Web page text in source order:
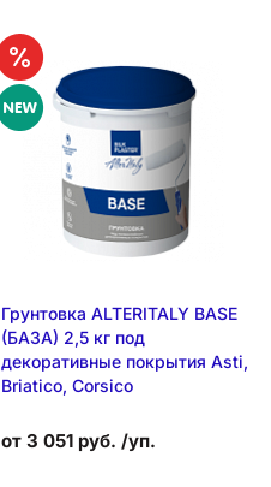
Грунтовка ALTERITALY BASE
(БАЗА) 2,5 кг под
декоративные покрытия Asti,
Briatico, Corsico
от 3 051 руб. /уп.